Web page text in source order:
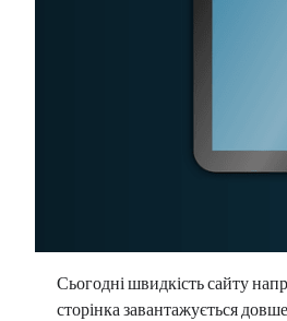
Сьогодні швидкість сайту
сторінка завантажується